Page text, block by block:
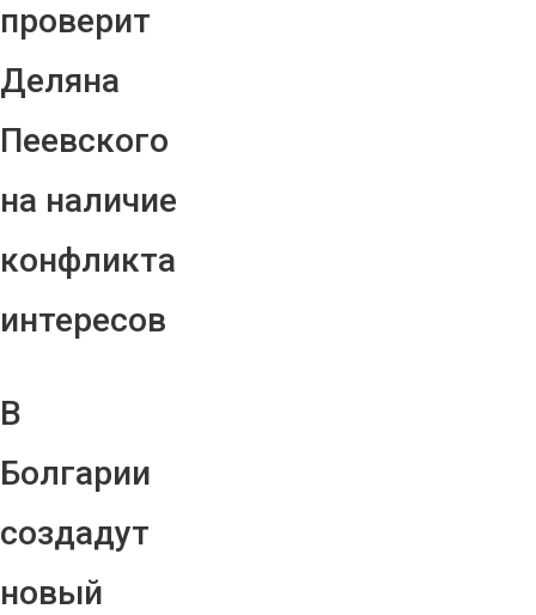
проверит
Деляна
Пеевского
на наличие
конфликта
интересов
В
Болгарии
создадут
новый